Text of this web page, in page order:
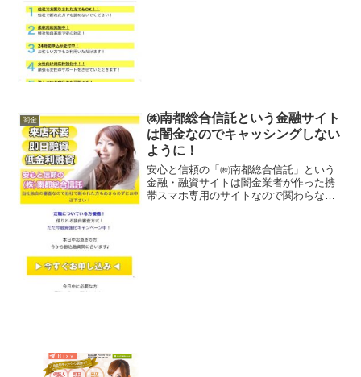
闇金
㈱南都総合信託という金融サイト
は闇金なのでキャッシングしない
ように！
安心と信頼の「㈱南都総合信託」という
金融・融資サイトは闇金業者が作った携
帯スマホ専用のサイトなので関わらない